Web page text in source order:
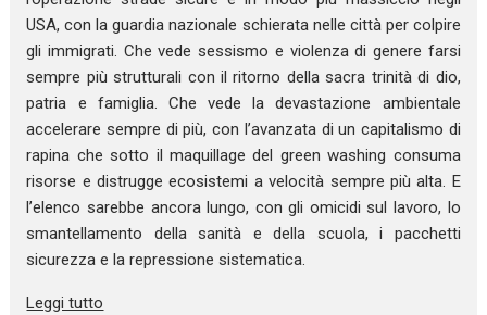
USA, con la guardia nazionale schierata nelle città per colpire
gli immigrati. Che vede sessismo e violenza di genere farsi
sempre più strutturali con il ritorno della sacra trinità di dio,
patria e famiglia. Che vede la devastazione ambientale
accelerare sempre di più, con l’avanzata di un capitalismo di
rapina che sotto il maquillage del green washing consuma
risorse e distrugge ecosistemi a velocità sempre più alta. E
l’elenco sarebbe ancora lungo, con gli omicidi sul lavoro, lo
smantellamento della sanità e della scuola, i pacchetti
sicurezza e la repressione sistematica.
Leggi tutto